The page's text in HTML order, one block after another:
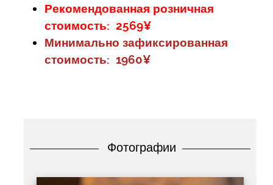
Рекомендованная розничная
стоимость: 2569¥
Минимально зафиксированная
стоимость: 1960¥
Фотографии